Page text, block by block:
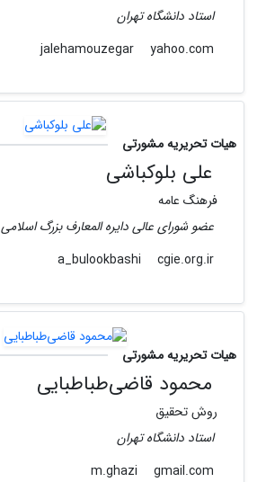
استاد دانشگاه تهران
yahoo.com
هیات تحریریه مشورتی
علی بلوکباشی
فرهنگ عامه
عضو شورای عالی دایره المعارف بزرگ اسلامی
a_bulookbashi
cgie.org.ir
هیات تحریریه مشورتی
محمود قاضی‌طباطبایی
روش تحقیق
استاد دانشگاه تهران
gmail.com